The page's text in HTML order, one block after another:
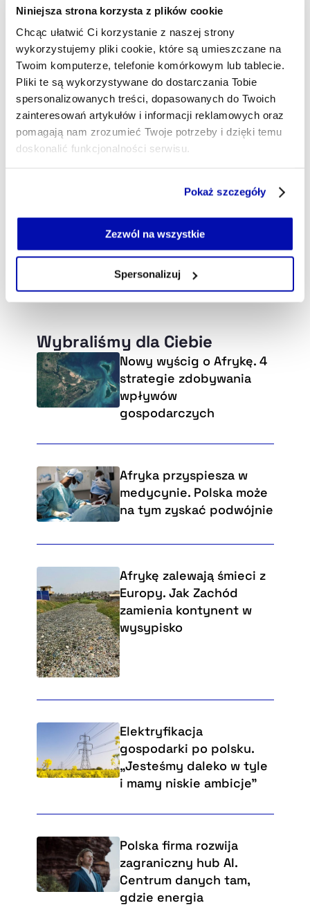
Niniejsza strona korzysta z plików cookie
Chcąc ułatwić Ci korzystanie z naszej strony
wykorzystujemy pliki cookie, które są umieszczane na
Twoim komputerze, telefonie komórkowym lub tablecie.
Pliki te są wykorzystywane do dostarczania Tobie
spersonalizowanych treści, dopasowanych do Twoich
zainteresowań artykułów i informacji reklamowych oraz
pomagają nam zrozumieć Twoje potrzeby i dzięki temu
doskonalić funkcjonalności serwisu.
Jeżeli nie wyrażasz zgody na zapisywanie plików cookie,
możesz łatwo zarządzać swoimi uprawnieniami, np. we
własnej przeglądarce internetowej lub po wybraniu opcji
Pokaż szczegóły
Zezwól na wszystkie
Spersonalizuj
Wybraliśmy dla Ciebie
Nowy wyścig o Afrykę. 4
strategie zdobywania
wpływów
gospodarczych
Afryka przyspiesza w
medycynie. Polska może
na tym zyskać podwójnie
Afrykę zalewają śmieci z
Europy. Jak Zachód
zamienia kontynent w
wysypisko
Elektryfikacja
gospodarki po polsku.
„Jesteśmy daleko w tyle
i mamy niskie ambicje”
Polska firma rozwija
zagraniczny hub AI.
Centrum danych tam,
gdzie energia
książka pt „Brama do Europy. Czy Afryka Północna
zdecyduje o przyszłości Starego Kontynentu?”.
redakcja@xyz.pl